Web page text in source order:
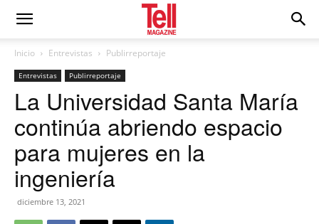
Inicio Entrevistas Publirreportaje
Entrevistas Publirreportaje
La Universidad Santa María
continúa abriendo espacio
para mujeres en la
ingeniería
diciembre 13, 2021